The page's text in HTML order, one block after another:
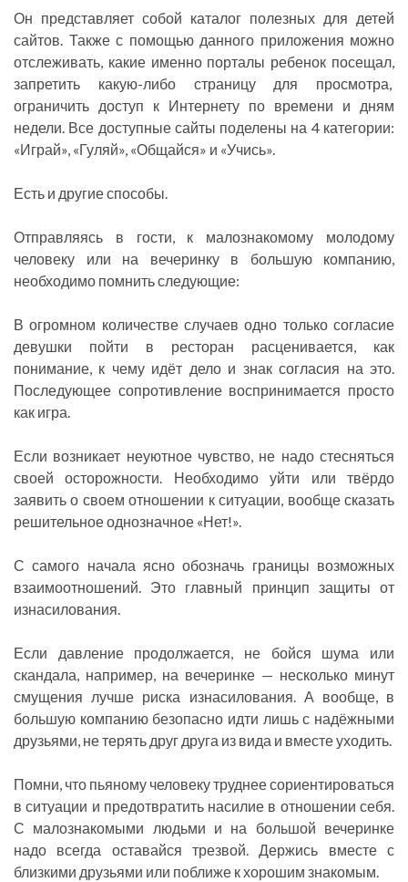
Он представляет собой каталог полезных для детей
сайтов. Также с помощью данного приложения можно
отслеживать, какие именно порталы ребенок посещал,
запретить какую-либо страницу для просмотра,
ограничить доступ к Интернету по времени и дням
недели. Все доступные сайты поделены на 4 категории:
«Играй», «Гуляй», «Общайся» и «Учись».
Есть и другие способы.
Отправляясь в гости, к малознакомому молодому
человеку или на вечеринку в большую компанию,
необходимо помнить следующие:
В огромном количестве случаев одно только согласие
девушки пойти в ресторан расценивается, как
понимание, к чему идёт дело и знак согласия на это.
Последующее сопротивление воспринимается просто
как игра.
Если возникает неуютное чувство, не надо стесняться
своей осторожности. Необходимо уйти или твёрдо
заявить о своем отношении к ситуации, вообще сказать
решительное однозначное «Нет!».
С самого начала ясно обозначь границы возможных
взаимоотношений. Это главный принцип защиты от
изнасилования.
Если давление продолжается, не бойся шума или
скандала, например, на вечеринке — несколько минут
смущения лучше риска изнасилования. А вообще, в
большую компанию безопасно идти лишь с надёжными
друзьями, не терять друг друга из вида и вместе уходить.
Помни, что пьяному человеку труднее сориентироваться
в ситуации и предотвратить насилие в отношении себя.
С малознакомыми людьми и на большой вечеринке
надо всегда оставайся трезвой. Держись вместе с
близкими друзьями или поближе к хорошим знакомым.